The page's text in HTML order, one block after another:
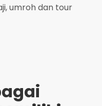
umroh dan tour